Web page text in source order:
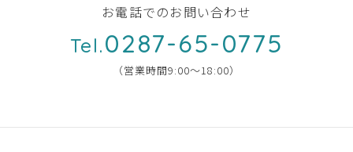
お電話でのお問い合わせ
Tel.0287-65-0775
（営業時間9:00〜18:00）